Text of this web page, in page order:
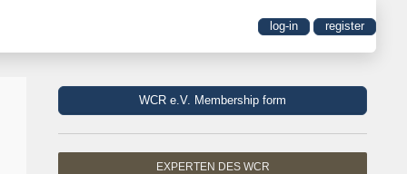
log-in register
WCR e.V. Membership form
EXPERTEN DES WCR